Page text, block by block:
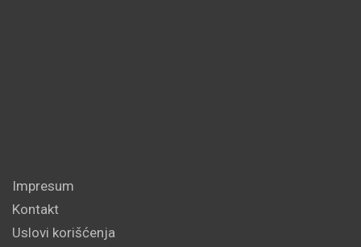
Impresum
Kontakt
Uslovi korišćenja